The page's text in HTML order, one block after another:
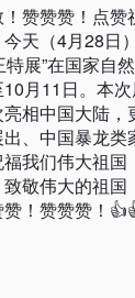
赞赞赞！点赞
天（4月28日
展”在国家自
月11日。本
相中国大陆，
、中国暴龙类
我们伟大祖国
敬伟大的祖国
！赞赞赞！